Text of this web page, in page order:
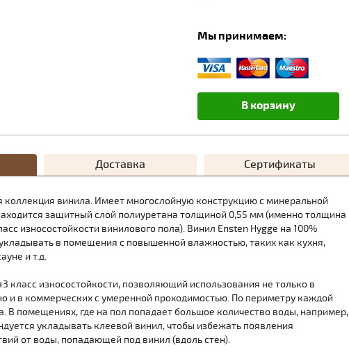
Мы принимаем:
В корзину
Доставка Сертификаты
коллекция винила. Имеет многослойную конструкцию с минеральной
защитный слой полиуретана толщиной 0,55 мм (именно толщина
износостойкости винилового пола). Винил Ensten Hygge на 100%
в помещения с повышенной влажностью, таких как кухня,
и т.д.
класс износостойкости, позволяющий использования не только в
и в коммерческих с умеренной проходимостью. По периметру каждой
В помещениях, где на пол попадает большое количество воды, например,
укладывать клеевой винил, чтобы избежать появления
от воды, попадающей под винил (вдоль стен).